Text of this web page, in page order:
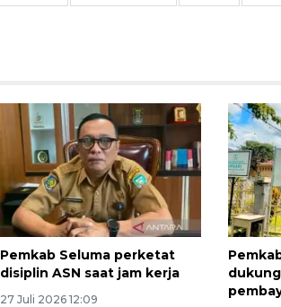
Pemkab Seluma perketat
disiplin ASN saat jam kerja
27 Juli 2026 12:09
Sinyal
Indonesia
2026-08-05